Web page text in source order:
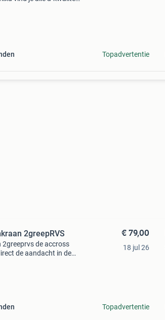
Topadvertentie
2greepRVS
de accross
de aandacht in de
€ 79,00
18 jul 26
Topadvertentie